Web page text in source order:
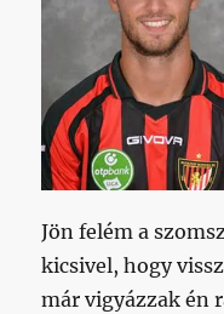
Jön felém a
kicsivel, hogy
már vigyázzak én